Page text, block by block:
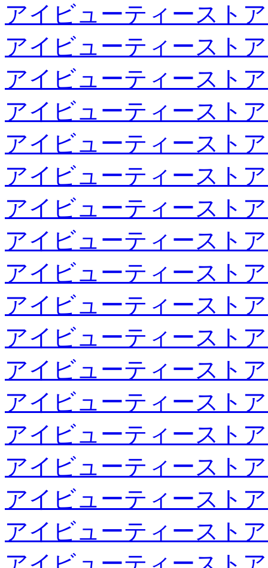
アイビューティースト
アイビューティースト
アイビューティースト
アイビューティースト
アイビューティースト
アイビューティースト
アイビューティースト
アイビューティースト
アイビューティースト
アイビューティースト
アイビューティースト
アイビューティースト
アイビューティースト
アイビューティースト
アイビューティースト
アイビューティースト
アイビューティースト